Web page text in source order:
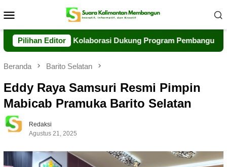
ke
Mobile
Pilihan Editor
Perkuat Kolaborasi Dukung Program Pembangunan Daerah
Beranda Barito Selatan
Eddy Raya Samsuri Resmi Pimpin
Mabicab Pramuka Barito Selatan
Redaksi
Agustus 21, 2025